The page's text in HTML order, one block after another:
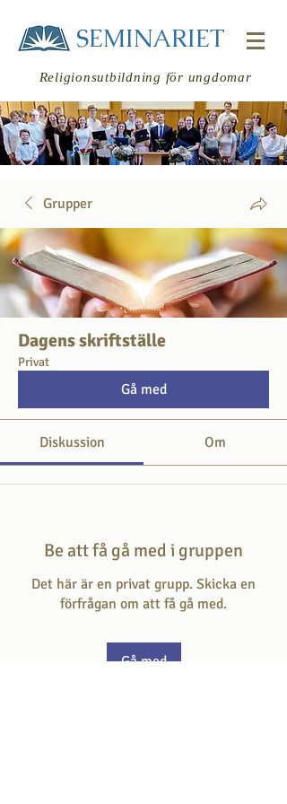
SEMINARIET
Religionsutbildning för ungdomar
Grupper
Dagens skriftställe
Privat
Gå med
Diskussion Om
Be att få gå med i gruppen
Det här är en privat grupp. Skicka en
förfrågan om att få gå med.
Gå med